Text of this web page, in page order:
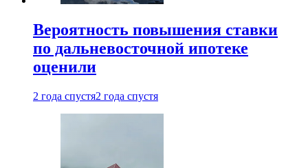
Вероятность повышения ставки
по дальневосточной ипотеке
оценили
2 года спустя2 года спустя